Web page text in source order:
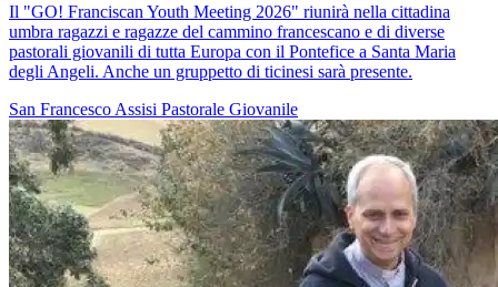
Il "GO! Franciscan Youth Meeting 2026" riunirà nella cittadina
umbra ragazzi e ragazze del cammino francescano e di diverse
pastorali giovanili di tutta Europa con il Pontefice a Santa Maria
degli Angeli. Anche un gruppetto di ticinesi sarà presente.
San Francesco Assisi Pastorale Giovanile